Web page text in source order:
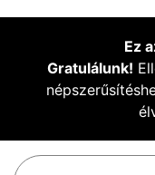
Ez
Gratulálunk!